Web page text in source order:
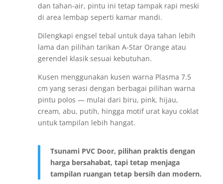
dan tahan-air, pintu ini tetap tampak rapi meski
di area lembap seperti kamar mandi.
Dilengkapi engsel tebal untuk daya tahan lebih
lama dan pilihan tarikan A-Star Orange atau
gerendel klasik sesuai kebutuhan.
Kusen menggunakan kusen warna Plasma 7.5
cm yang serasi dengan berbagai pilihan warna
pintu polos — mulai dari biru, pink, hijau,
cream, abu, putih, hingga motif urat kayu coklat
untuk tampilan lebih hangat.
Tsunami PVC Door, pilihan praktis dengan
harga bersahabat, tapi tetap menjaga
tampilan ruangan tetap bersih dan modern.